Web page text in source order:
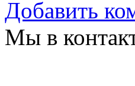
Добавить
Мы в